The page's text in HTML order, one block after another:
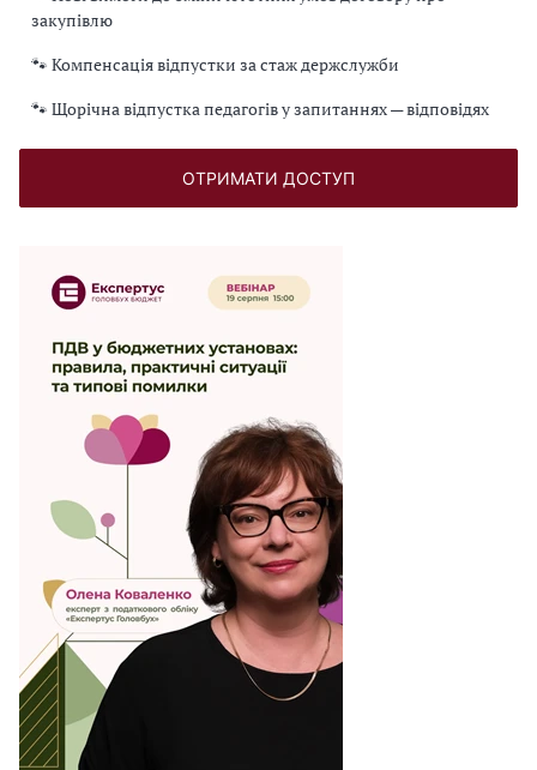
закупівлю
🐾 Компенсація відпустки за стаж держслужби
🐾 Щорічна відпустка педагогів у запитаннях — відповідях
ОТРИМАТИ ДОСТУП